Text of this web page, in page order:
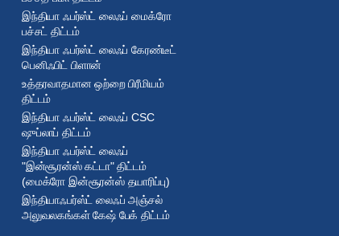
இந்தியா ஃபர்ஸ்ட் லைஃப் மைக்ரோ
பச்சட் திட்டம்
இந்தியா ஃபர்ஸ்ட் லைஃப் கேரண்டீட்
பெனிஃபிட் பிளான்
உத்தரவாதமான ஒற்றை பிரீமியம்
திட்டம்
இந்தியா ஃபர்ஸ்ட் லைஃப் CSC
ஷுப்லாப் திட்டம்
இந்தியா ஃபர்ஸ்ட் லைஃப்
"இன்சூரன்ஸ் கட்டா" திட்டம்
(மைக்ரோ இன்சூரன்ஸ் தயாரிப்பு)
இந்தியாஃபர்ஸ்ட் லைஃப் அஞ்சல்
அலுவலகங்கள் கேஷ் பேக் திட்டம்